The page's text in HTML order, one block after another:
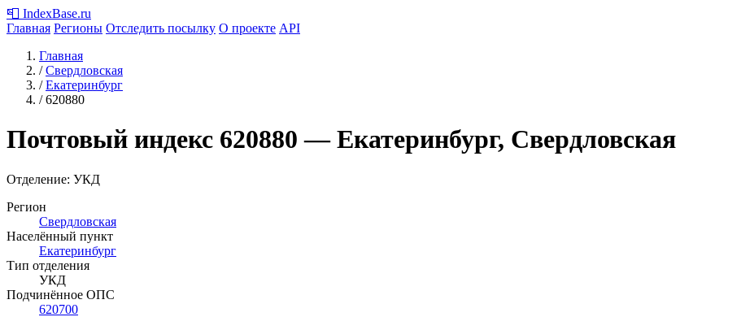
📮 IndexBase.ru
Главная Регионы Отследить посылку О проекте API
Главная
/ Свердловская
/ Екатеринбург
/ 620880
Почтовый индекс 620880 — Екатеринбург, Свердловская
Отделение: УКД
Регион
Свердловская
Населённый пункт
Екатеринбург
Тип отделения
УКД
Подчинённое ОПС
620700